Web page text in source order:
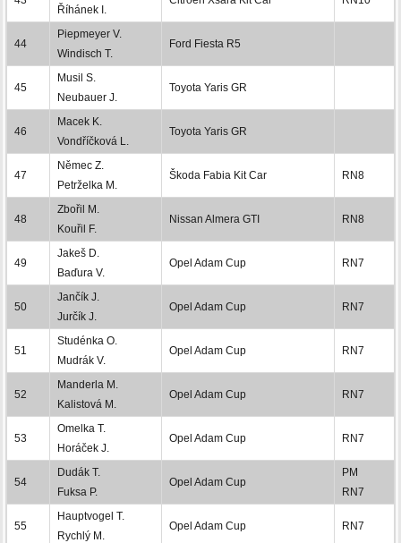
Říhánek I.
44
Piepmeyer V.
Windisch T.
Ford Fiesta R5
45
Musil S.
Neubauer J.
Toyota Yaris GR
46
Macek K.
Vondříčková L.
Toyota Yaris GR
47
Němec Z.
Petrželka M.
Škoda Fabia Kit Car RN8
48
Zbořil M.
Kouřil F.
Nissan Almera GTI RN8
49
Jakeš D.
Baďura V.
Opel Adam Cup RN7
50
Jančík J.
Jurčík J.
Opel Adam Cup RN7
51
Studénka O.
Mudrák V.
Opel Adam Cup RN7
52
Manderla M.
Kalistová M.
Opel Adam Cup RN7
53
Omelka T.
Horáček J.
Opel Adam Cup RN7
54
Dudák T.
Fuksa P.
Opel Adam Cup
PM
RN7
55
Hauptvogel T.
Rychlý M.
Opel Adam Cup RN7